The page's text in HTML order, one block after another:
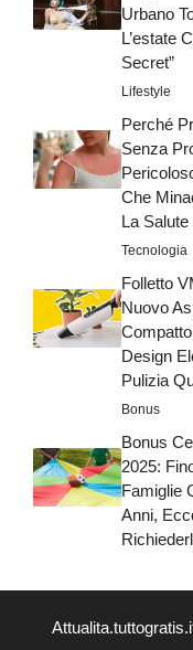
Urbano
L’estate
Secret”
Lifestyle
Perché
Senza
Che
La Salute
Tecnologia
Folletto
Nuovo
Design
Pulizia
Bonus
Bonus
2025:
Famiglie
Anni,